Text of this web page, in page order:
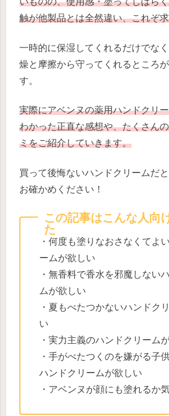
触が他製品とは全然違い、これぞ
一時的に保湿してくれるだけでな
燥と摩擦から守ってくれるところ
す。
実際にアベンヌの薬用ハンドクリ
わかった正直な感想や、たくさん
ミをご紹介していきます。
買って後悔ないハンドクリームだ
お確かめください！
この記事はこんな人向
た
・何度も塗りなおさなくてよ
ームが欲しい
・無香料で香水を邪魔しない
ムが欲しい
・夏もべたつかないハンドク
い
・実力主義のハンドクリーム
・手がべたつくのを嫌がる子
ハンドクリームが欲しい
・アベンヌが顔にも塗れるか